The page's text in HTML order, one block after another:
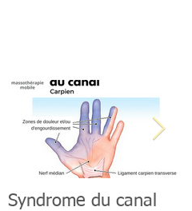
Syndrome du canal